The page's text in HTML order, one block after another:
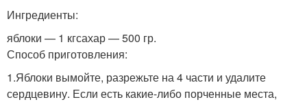
Ингредиенты:
яблоки — 1 кгсахар — 500 гр.
Способ приготовления:
1.Яблоки вымойте, разрежьте на 4 части и удалите
сердцевину. Если есть какие-либо порченные места,